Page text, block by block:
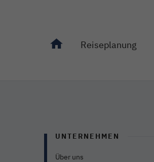
Reiseplanung
UNTERNEHMEN
Über uns